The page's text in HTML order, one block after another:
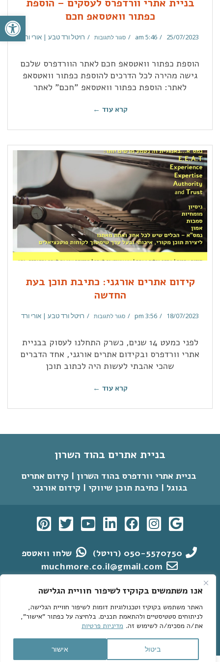
אנו משתמשים בקוקיז לשיפור חוויית הגלישה
האתר משתמש בקוקיז וטכנולוגיות דומות לשיפור חוויית הגלישה,
לניתוחים סטטיסטיים ולהתאמת תכנים. בלחיצה על כפתור "אישור",
את/ה מסכימ/ה לשימוש זה. מדיניות פרטיות
ביטול אישור
בניית אתרי וורדפרס לעסקים – הוספת
כפתור וואטסאפ חכם
25/07/2023
5:46 am סגור לתגובות רויטל ורד טבע | אורי ורד
הוספת כפתור וואטסאפ חכם לאתר הוורדפרס שלכם
גישה מהירה לכל הדרכים להוספת כפתור וואטסאפ
לאתר: הוספת כפתור וואטסאפ "חכם" לאתר
קרא עוד ←
קידום אתרים אורגני: כתיבת תוכן בעת
החדשה
18/07/2023
3:56 pm סגור לתגובות רויטל ורד טבע | אורי ורד
לפני כמעט 14 שנים, כשרק התחלנו לעסוק בבניית
אתרי וורדפרס ובקידום אתרים אורגני, אחד הדברים
שהכי אהבתי לעשות היה לכתוב תוכן
קרא עוד ←
בניית אתרים בהוד השרון
בניית אתרי וורדפרס בהוד השרון | קידום אתרים
בגוגל | כתיבת תוכן שיווקי | קידום אורגני
050-5570750 (רויטל)
שלחו וואטספ
muchmore.co.il@gmail.com
הצהרת נגישות
מדיניות פרטיות
אתרי וורדפרס לדוגמא
קידום אתרי וורדפרס בגוגל
מחקר מילות מפתח
בניית אתרי וורדפרס
קידום אתרים בגוגל > מאמרים חשובים
English
פתח